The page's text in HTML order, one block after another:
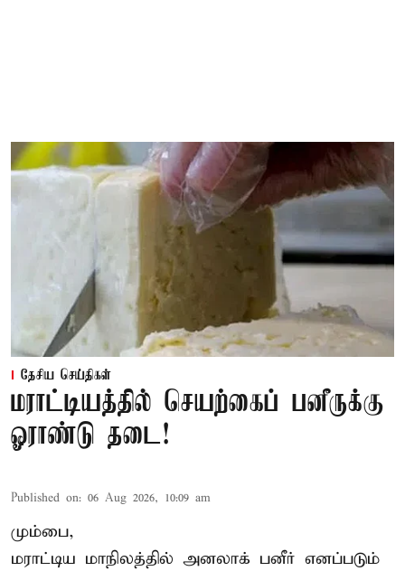
தேசிய செய்திகள்
மராட்டியத்தில் செயற்கைப் பனீருக்கு
ஓராண்டு தடை!
Published on: 06 Aug 2026, 10:09 am
மும்பை,
மராட்டிய மாநிலத்தில் அனலாக் பனீர் எனப்படும்